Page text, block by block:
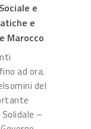
e
e
Marocco
ad ora.
del
–